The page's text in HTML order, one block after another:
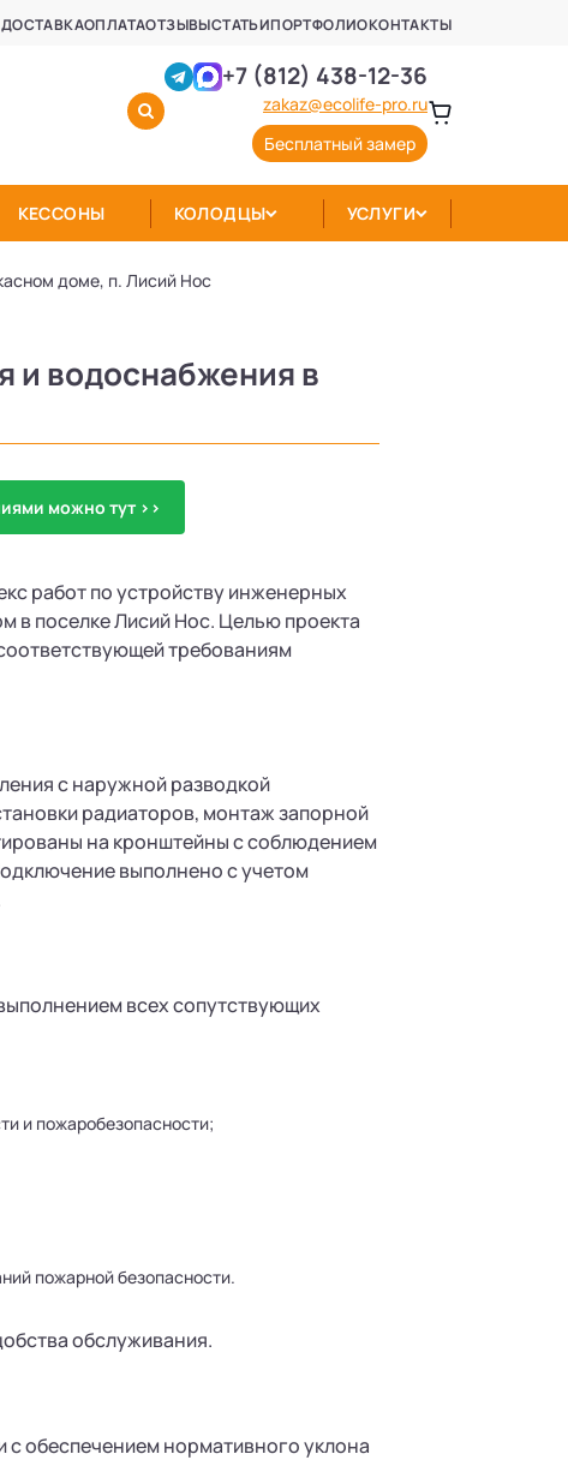
ДОСТАВКАОПЛАТАОТЗЫВЫСТАТЬИПОРТФОЛИОКОНТАКТЫ
+7 (812) 438-12-36
zakaz@ecolife-pro.ru
Бесплатный замер
КЕССОНЫ КОЛОДЦЫ УСЛУГИ
доме, п. Лисий Нос
и водоснабжения в
можно тут >>
работ по устройству инженерных
в поселке Лисий Нос. Целью проекта
требованиям
с наружной разводкой
радиаторов, монтаж запорной
на кронштейны с соблюдением
выполнено с учетом
всех сопутствующих
и пожаробезопасности;
пожарной безопасности.
обслуживания.
с обеспечением нормативного уклона